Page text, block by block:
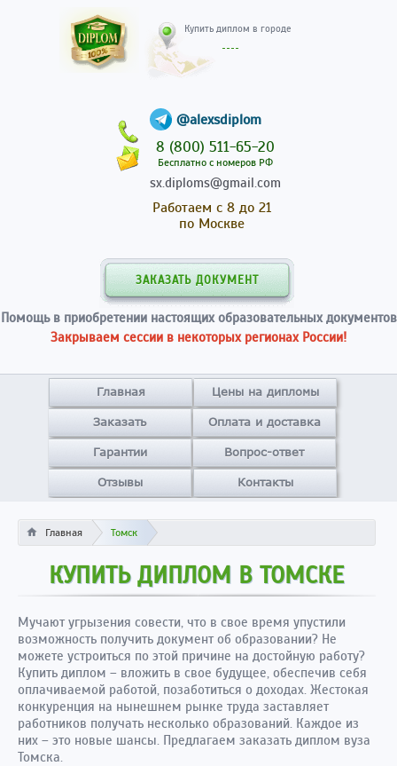
@alexsdiplom
8 (800) 511-65-20
Бесплатно с номеров РФ
sx.diploms@gmail.com
Работаем с 8 до 21
по Москве
ЗАКАЗАТЬ ДОКУМЕНТ
Помощь в приобретении настоящих образовательных документов
Закрываем сессии в некоторых регионах России!
Главная Цены на дипломы
Заказать Оплата и доставка
Гарантии Вопрос-ответ
Отзывы Контакты
Главная Томск
КУПИТЬ ДИПЛОМ В ТОМСКЕ
Мучают угрызения совести, что в свое время упустили
возможность получить документ об образовании? Не
можете устроиться по этой причине на достойную работу?
Купить диплом – вложить в свое будущее, обеспечив себя
оплачиваемой работой, позаботиться о доходах. Жестокая
конкуренция на нынешнем рынке труда заставляет
работников получать несколько образований. Каждое из
них – это новые шансы. Предлагаем заказать диплом вуза
Томска.